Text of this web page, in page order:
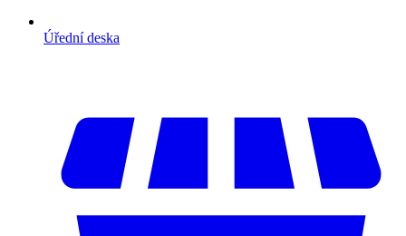
Úřední deska